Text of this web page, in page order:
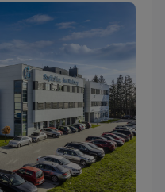
обслуживания.
сертифицирована
футбола как
опыта ФИФА.
как взрослых,
передней
Чаще всего в
из стран СНГ,